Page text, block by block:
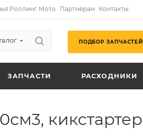
Роллинг Мото Партнёрам Контакты
ПОДБОР ЗАПЧАСТЕЙ
ЗАПЧАСТИ РАСХОДНИКИ
кикстартер